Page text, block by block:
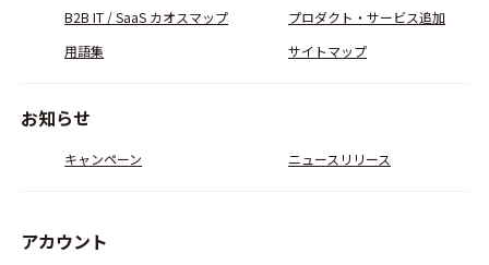
B2B IT / SaaS カオスマップ
プロダクト・サービス追加
用語集
サイトマップ
お知らせ
キャンペーン ニュースリリース
アカウント